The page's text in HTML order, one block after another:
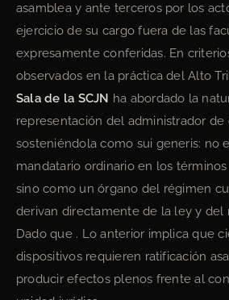
asamblea y ante terceros por los
ejercicio de su cargo fuera de las
expresamente conferidas. En
observados en la práctica del Alto
Sala de la SCJN ha abordado la
representación del administrador
sosteniéndola como sui generis: no
mandatario ordinario en los
sino como un órgano del régimen
derivan directamente de la ley y del
Dado que . Lo anterior implica que
dispositivos requieren ratificación
producir efectos plenos frente al